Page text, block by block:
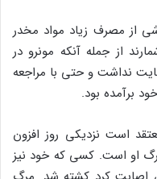
از مصرف زیاد مواد مخدر
از جمله آنکه مونرو در
نداشت و حتی با مراجعه
برآمده بود.
است نزدیکی روز افزون
او است. کسی که خود نیز